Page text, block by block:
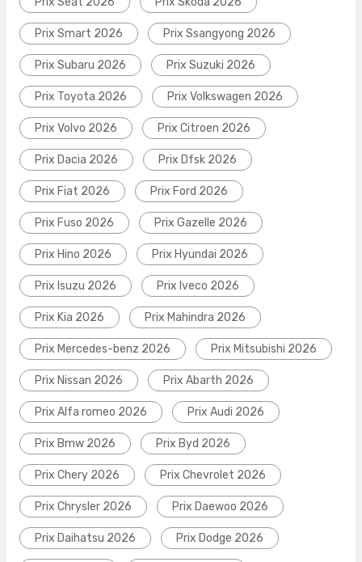
Prix Smart 2026 Prix Ssangyong 2026
Prix Subaru 2026 Prix Suzuki 2026
Prix Toyota 2026 Prix Volkswagen 2026
Prix Volvo 2026 Prix Citroen 2026
Prix Dacia 2026 Prix Dfsk 2026
Prix Fiat 2026 Prix Ford 2026
Prix Fuso 2026 Prix Gazelle 2026
Prix Hino 2026 Prix Hyundai 2026
Prix Isuzu 2026 Prix Iveco 2026
Prix Kia 2026 Prix Mahindra 2026
Prix Mercedes-benz 2026 Prix Mitsubishi 2026
Prix Nissan 2026 Prix Abarth 2026
Prix Alfa romeo 2026 Prix Audi 2026
Prix Bmw 2026 Prix Byd 2026
Prix Chery 2026 Prix Chevrolet 2026
Prix Chrysler 2026 Prix Daewoo 2026
Prix Daihatsu 2026 Prix Dodge 2026